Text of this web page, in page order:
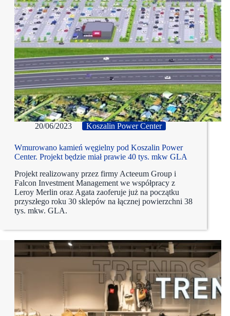
20/06/2023 Koszalin Power Center
Wmurowano kamień węgielny pod Koszalin Power
Center. Projekt będzie miał prawie 40 tys. mkw GLA
Projekt realizowany przez firmy Acteeum Group i
Falcon Investment Management we współpracy z
Leroy Merlin oraz Agata zaoferuje już na początku
przyszłego roku 30 sklepów na łącznej powierzchni 38
tys. mkw. GLA.